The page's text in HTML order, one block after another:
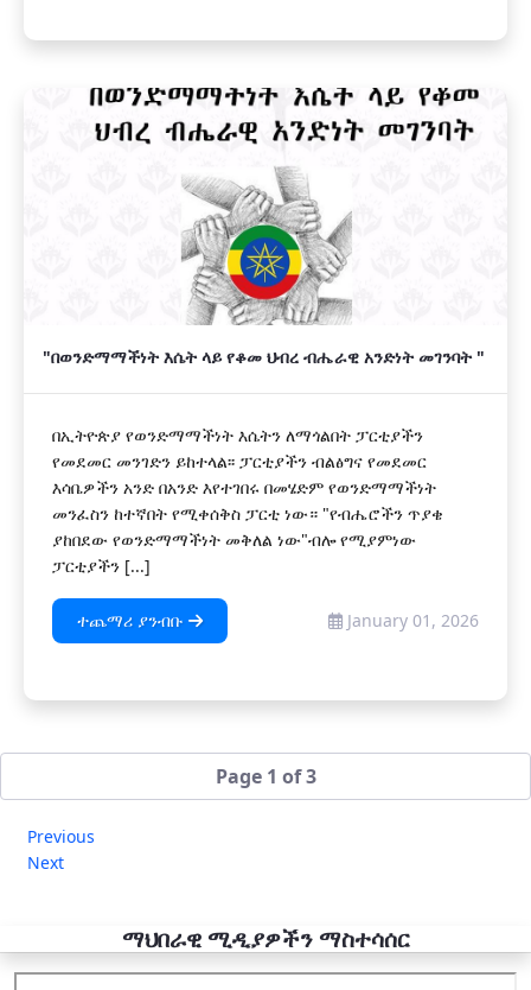
"በወንድማማችነት እሴት ላይ የቆመ ህብረ ብሔራዊ አንድነት መገንባት "
በኢትዮጵያ የወንድማማችነት እሴትን ለማጎልበት ፓርቲያችን
የመደመር መንገድን ይከተላል፡፡ ፓርቲያችን ብልፅግና የመደመር
እሳቤዎችን አንድ በአንድ እየተገበሩ በመሄድም የወንድማማችነት
መንፈስን ከተኛበት የሚቀሰቅስ ፓርቲ ነው። "የብሔሮችን ጥያቄ
ያከበደው የወንድማማችነት መቅለል ነው"ብሎ የሚያምነው
ፓርቲያችን [...]
ተጨማሪ ያንብቡ January 01, 2026
Page 1 of 3
Previous
Next
ማህበራዊ ሚዲያዎችን ማስተሳሰር